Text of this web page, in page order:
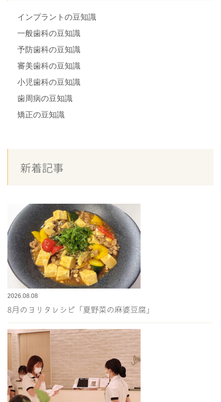
インプラントの豆知識
一般歯科の豆知識
予防歯科の豆知識
審美歯科の豆知識
小児歯科の豆知識
歯周病の豆知識
矯正の豆知識
新着記事
2026.08.08
8月のヨリタレシピ「夏野菜の麻婆豆腐」